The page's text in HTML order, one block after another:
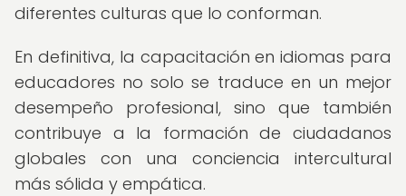
diferentes culturas que lo conforman.
En definitiva, la capacitación en idiomas para
educadores no solo se traduce en un mejor
desempeño profesional, sino que también
contribuye a la formación de ciudadanos
globales con una conciencia intercultural
más sólida y empática.